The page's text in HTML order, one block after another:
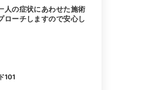
人の症状にあわせた施術
ローチしますので安心し
101